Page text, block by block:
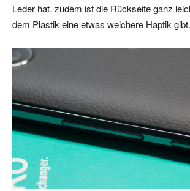
Leder hat, zudem ist die Rückseite ganz
dem Plastik eine etwas weichere Haptik gibt.